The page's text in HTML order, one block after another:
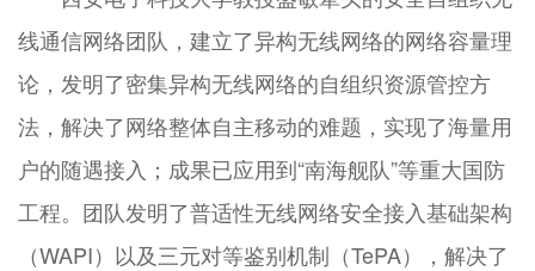
线通信网络团队，建立了异构无线网络的网络容量理
论，发明了密集异构无线网络的自组织资源管控方
法，解决了网络整体自主移动的难题，实现了海量用
户的随遇接入；成果已应用到“南海舰队”等重大国防
工程。团队发明了普适性无线网络安全接入基础架构
（WAPI）以及三元对等鉴别机制（TePA），解决了